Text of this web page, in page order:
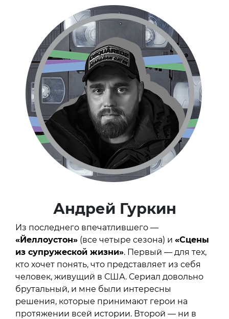
Андрей Гуркин
Из последнего впечатлившего —
«Йеллоустон» (все четыре сезона) и «Сцены
из супружеской жизни». Первый — для тех,
кто хочет понять, что представляет из себя
человек, живущий в США. Сериал довольно
брутальный, и мне были интересны
решения, которые принимают герои на
протяжении всей истории. Второй — ни в